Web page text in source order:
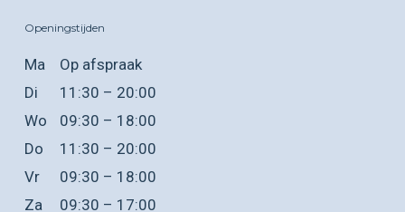
Openingstijden
Ma Op afspraak
Di
11:30 – 20:00
Wo
09:30 – 18:00
Do
11:30 – 20:00
Vr
09:30 – 18:00
Za
09:30 – 17:00